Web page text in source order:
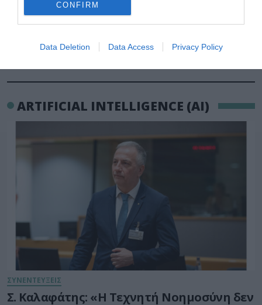
CONFIRM
Data Deletion Data Access Privacy Policy
ARTIFICIAL INTELLIGENCE (AI)
ΣΥΝΕΝΤΕΥΞΕΙΣ
Σ. Καλαφάτης: «Η Τεχνητή Νοημοσύνη δεν